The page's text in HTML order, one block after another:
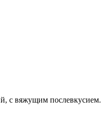
с вяжущим послевкусием.